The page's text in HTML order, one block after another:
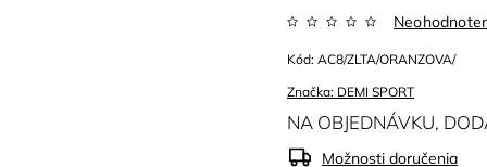
Značka: DEMI SPORT
Kód: AC8/ZLTA/ORANZOVA/
NA OBJEDNÁVKU,
Možnosti doručenia